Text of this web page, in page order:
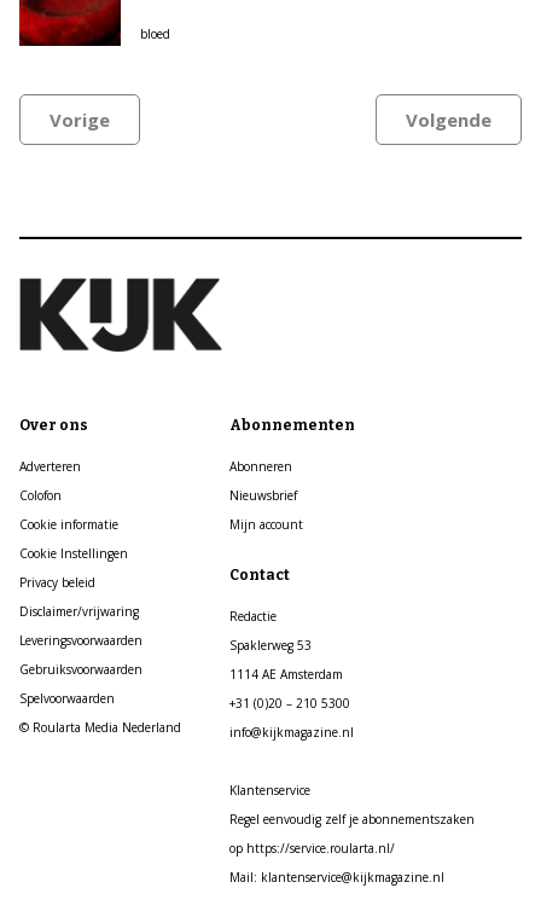
bloed
Vorige Volgende
Over ons
Adverteren
Colofon
Cookie informatie
Cookie Instellingen
Privacy beleid
Disclaimer/vrijwaring
Leveringsvoorwaarden
Gebruiksvoorwaarden
Spelvoorwaarden
© Roularta Media Nederland
Abonnementen
Abonneren
Nieuwsbrief
Mijn account
Contact
Redactie
Spaklerweg 53
1114 AE Amsterdam
+31 (0)20 – 210 5300
info@kijkmagazine.nl
Klantenservice
Regel eenvoudig zelf je abonnementszaken
op https://service.roularta.nl/
Mail: klantenservice@kijkmagazine.nl